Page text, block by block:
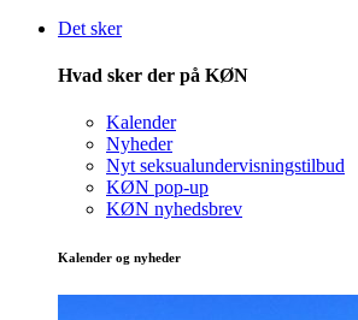
Det sker
Hvad sker der på KØN
Kalender
Nyheder
Nyt seksualundervisningstilbud
KØN pop-up
KØN nyhedsbrev
Kalender og nyheder